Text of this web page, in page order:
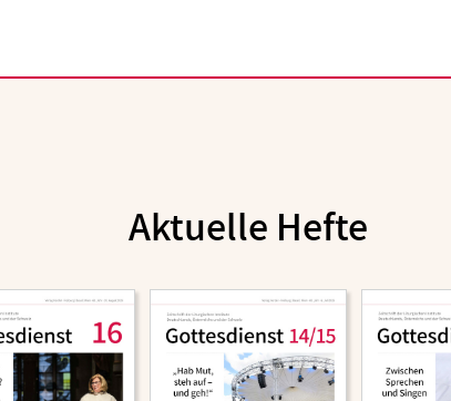
Aktuelle Hefte